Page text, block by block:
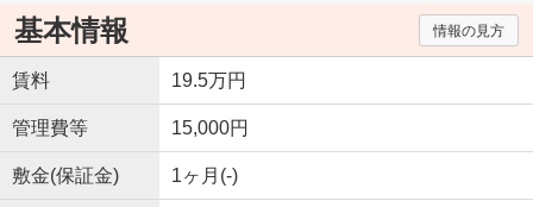
基本情報 情報の見方
賃料 19.5万円
管理費等 15,000円
敷金(保証金) 1ヶ月(-)